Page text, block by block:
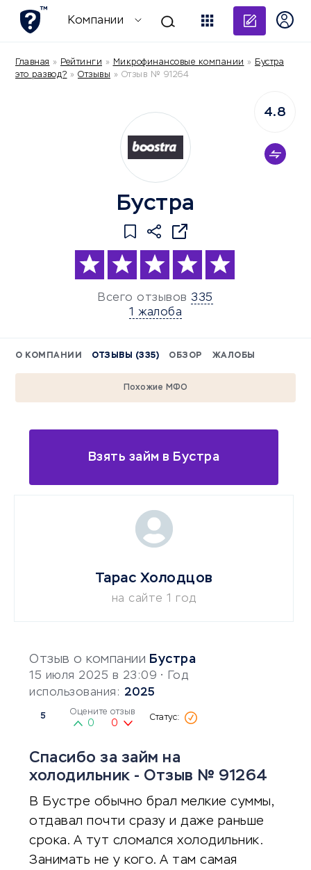
Компании
Главная » Рейтинги » Микрофинансовые компании » Бустра
это развод? » Отзывы » Отзыв № 91264
Бустра
Всего отзывов 335
1 жалоба
4.8
О КОМПАНИИ ОТЗЫВЫ (335) ОБЗОР ЖАЛОБЫ
Похожие МФО
Взять займ в Бустра
Отзыв о компании Бустра
15 июля 2025 в 23:09 • Год
использования: 2025
5 Оцените отзыв
0 0
Спасибо за займ на
холодильник - Отзыв № 91264
В Бустре обычно брал мелкие суммы,
отдавал почти сразу и даже раньше
срока. А тут сломался холодильник.
Занимать не у кого. А там самая
Тарас Холодцов
на сайте 1 год